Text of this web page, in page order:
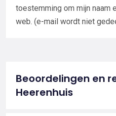
toestemming om mijn naam
web. (e-mail wordt niet
Beoordelingen en
Heerenhuis